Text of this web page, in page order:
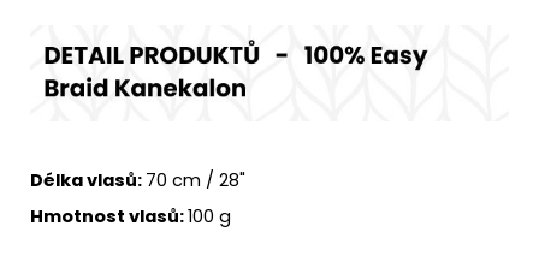
Délka vlasů: 70 cm / 28"
Hmotnost vlasů:100 g